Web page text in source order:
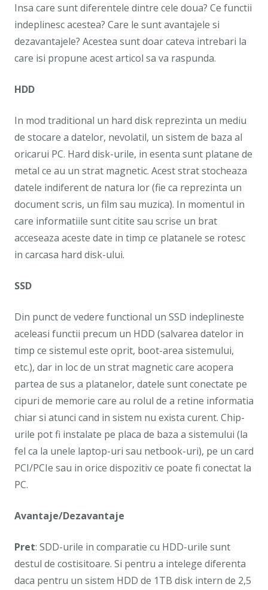
Insa care sunt diferentele dintre cele doua? Ce functii
indeplinesc acestea? Care le sunt avantajele si
dezavantajele? Acestea sunt doar cateva intrebari la
care isi propune acest articol sa va raspunda.
HDD
In mod traditional un hard disk reprezinta un mediu
de stocare a datelor, nevolatil, un sistem de baza al
oricarui PC. Hard disk-urile, in esenta sunt platane de
metal ce au un strat magnetic. Acest strat stocheaza
datele indiferent de natura lor (fie ca reprezinta un
document scris, un film sau muzica). In momentul in
care informatiile sunt citite sau scrise un brat
acceseaza aceste date in timp ce platanele se rotesc
in carcasa hard disk-ului.
SSD
Din punct de vedere functional un SSD indeplineste
aceleasi functii precum un HDD (salvarea datelor in
timp ce sistemul este oprit, boot-area sistemului,
etc.), dar in loc de un strat magnetic care acopera
partea de sus a platanelor, datele sunt conectate pe
cipuri de memorie care au rolul de a retine informatia
chiar si atunci cand in sistem nu exista curent. Chip-
urile pot fi instalate pe placa de baza a sistemului (la
fel ca la unele laptop-uri sau netbook-uri), pe un card
PCI/PCIe sau in orice dispozitiv ce poate fi conectat la
PC.
Avantaje/Dezavantaje
Pret: SDD-urile in comparatie cu HDD-urile sunt
destul de costisitoare. Si pentru a intelege diferenta
daca pentru un sistem HDD de 1TB disk intern de 2,5